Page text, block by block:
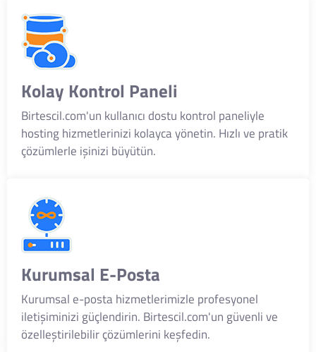
Kolay Kontrol Paneli
Birtescil.com'un kullanıcı dostu kontrol paneliyle
hosting hizmetlerinizi kolayca yönetin. Hızlı ve pratik
çözümlerle işinizi büyütün.
Kurumsal E-Posta
Kurumsal e-posta hizmetlerimizle profesyonel
iletişiminizi güçlendirin. Birtescil.com'un güvenli ve
özelleştirilebilir çözümlerini keşfedin.